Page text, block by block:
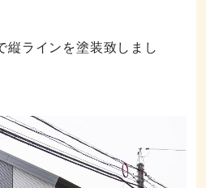
縦ラインを塗装致しまし